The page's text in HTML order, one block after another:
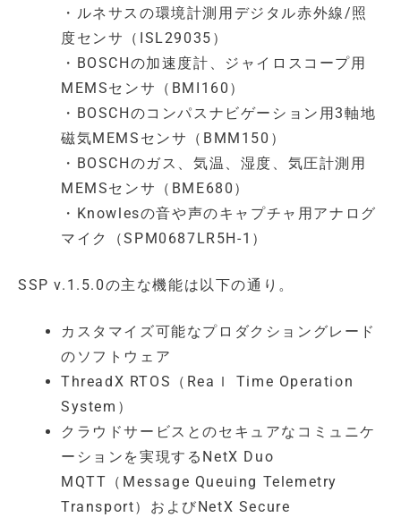
・ルネサスの環境計測用デジタル赤外線/照
度センサ（ISL29035）
・BOSCHの加速度計、ジャイロスコープ用
MEMSセンサ（BMI160）
・BOSCHのコンパスナビゲーション用3軸地
磁気MEMSセンサ（BMM150）
・BOSCHのガス、気温、湿度、気圧計測用
MEMSセンサ（BME680）
・Knowlesの音や声のキャプチャ用アナログ
マイク（SPM0687LR5H-1）
SSP v.1.5.0の主な機能は以下の通り。
カスタマイズ可能なプロダクショングレード
のソフトウェア
ThreadX RTOS（Reaｌ Time Operation
System）
クラウドサービスとのセキュアなコミュニケ
ーションを実現するNetX Duo
MQTT（Message Queuing Telemetry
Transport）およびNetX Secure